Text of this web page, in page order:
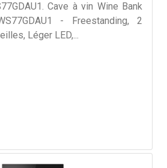
Cave à vin Wine Bank
- Freestanding, 2
Léger LED,...